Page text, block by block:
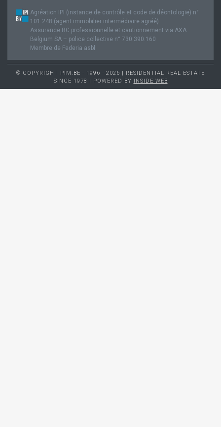
Agréation IPI (instance de contrôle et code de déontologie) n°
101.248 (agent immobilier intermédiaire agréé).
Assurance RC professionnelle et cautionnement via AXA
Belgium SA – police collective n° 730.390.160
Membre de Federia asbl
© COPYRIGHT PIM.BE - 1996 - 2026 | RESIDENTIAL REAL-ESTATE
SINCE 1978 | POWERED BY INSIDE WEB